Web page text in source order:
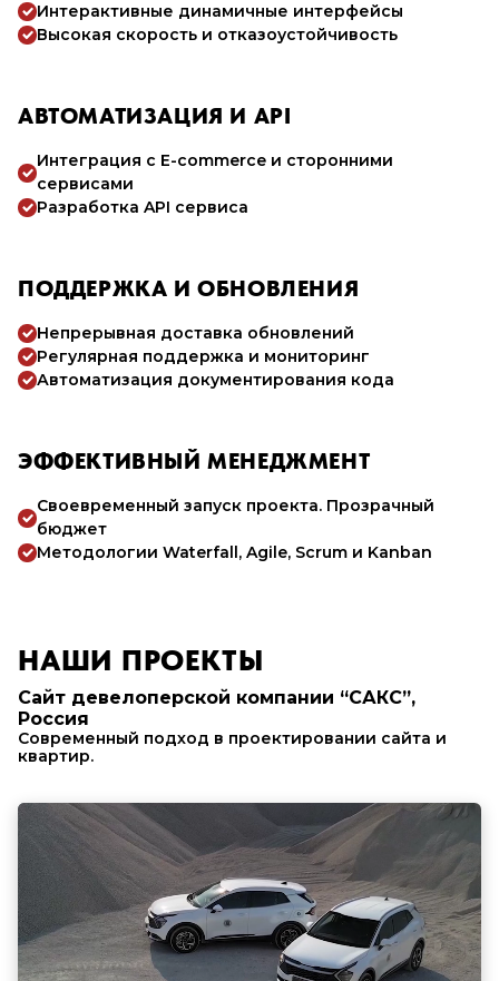
Интерактивные динамичные интерфейсы
Высокая скорость и отказоустойчивость
АВТОМАТИЗАЦИЯ И API
Интеграция с E-commerce и сторонними
сервисами
Разработка API сервиса
ПОДДЕРЖКА И ОБНОВЛЕНИЯ
Непрерывная доставка обновлений
Регулярная поддержка и мониторинг
Автоматизация документирования кода
ЭФФЕКТИВНЫЙ МЕНЕДЖМЕНТ
Своевременный запуск проекта. Прозрачный
бюджет
Методологии Waterfall, Agile, Scrum и Kanban
НАШИ ПРОЕКТЫ
Сайт девелоперской компании “САКС”,
Россия
Современный подход в проектировании сайта и
квартир.